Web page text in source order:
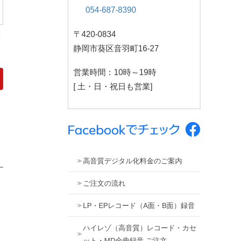
054-687-8390
〒420-0834
静岡市葵区音羽町16-27
営業時間：10時～19時
[ 土・日・祝日も営業]
高音質デジタル化料金のご案内
ご注文の流れ
LP・EPレコード（A面・B面）録音
ハイレゾ（高音質）レコード・カセ